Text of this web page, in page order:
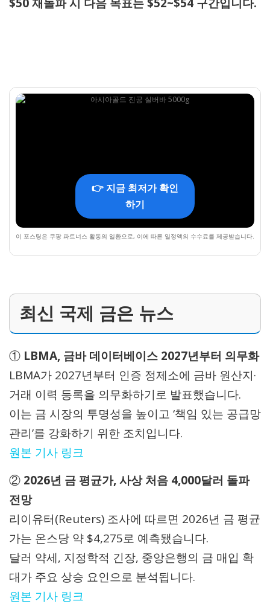
$50 재돌파 시 다음 목표는 $52~$54 구간입니다.
👉 지금 최저가 확인
하기
이 포스팅은 쿠팡 파트너스 활동의 일환으로, 이에 따른 일정액의 수수료를 제공받습니다.
최신 국제 금은 뉴스
① LBMA, 금바 데이터베이스 2027년부터 의무화
LBMA가 2027년부터 인증 정제소에 금바 원산지·
거래 이력 등록을 의무화하기로 발표했습니다.
이는 금 시장의 투명성을 높이고 ‘책임 있는 공급망
관리’를 강화하기 위한 조치입니다.
원본 기사 링크
② 2026년 금 평균가, 사상 처음 4,000달러 돌파
전망
리이유터(Reuters) 조사에 따르면 2026년 금 평균
가는 온스당 약 $4,275로 예측됐습니다.
달러 약세, 지정학적 긴장, 중앙은행의 금 매입 확
대가 주요 상승 요인으로 분석됩니다.
원본 기사 링크